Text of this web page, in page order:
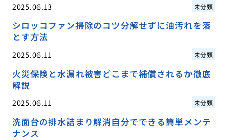
2025.06.13 未分類
シロッコファン掃除のコツ分解せずに油汚れを落
とす方法
2025.06.11 未分類
火災保険と水漏れ被害どこまで補償されるか徹底
解説
2025.06.11 未分類
洗面台の排水詰まり解消自分でできる簡単メンテ
ナンス